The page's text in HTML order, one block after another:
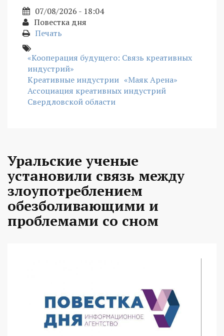
07/08/2026 - 18:04
Повестка дня
Печать
«Кооперация будущего: Связь креативных
индустрий»
Креативные индустрии «Маяк Арена»
Ассоциация креативных индустрий
Свердловской области
Уральские ученые
установили связь между
злоупотреблением
обезболивающими и
проблемами со сном